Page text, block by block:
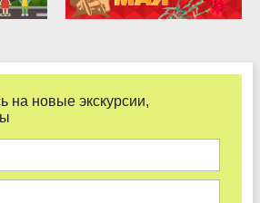
на новые экскурсии,